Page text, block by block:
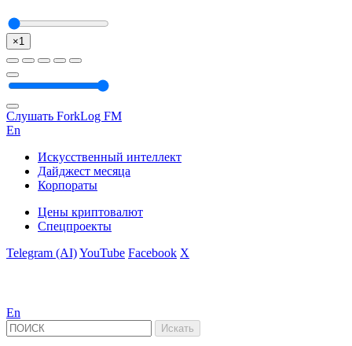
×1
Слушать ForkLog FM
En
Искусственный интеллект
Дайджест месяца
Корпораты
Цены криптовалют
Спецпроекты
Telegram (AI)YouTube Facebook X
En